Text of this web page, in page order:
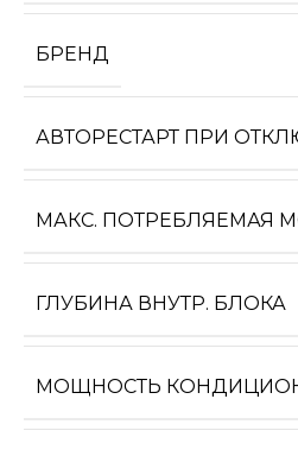
БРЕНД
АВТОРЕСТАРТ ПРИ
МАКС. ПОТРЕБЛЯЕМАЯ
ГЛУБИНА ВНУТР. БЛОКА
МОЩНОСТЬ